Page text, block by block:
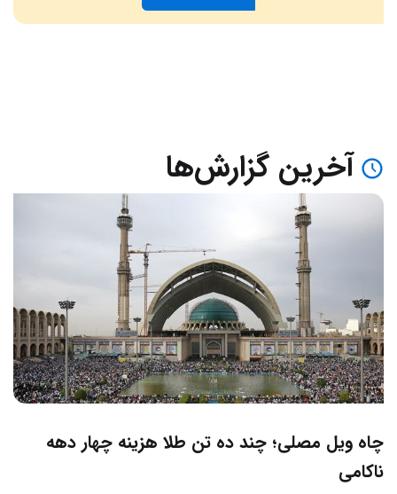
آخرین گزارش‌ها
چاه ویل مصلی؛ چند ده تن طلا هزینه چهار دهه
ناکامی